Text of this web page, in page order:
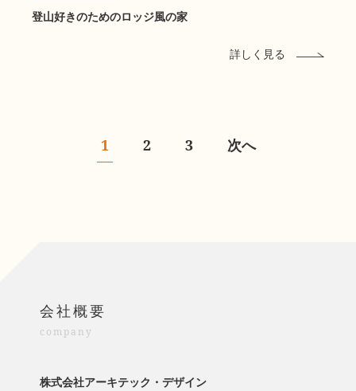
登山好きのためのロッジ風の家
詳しく見る
1 2 3 次へ
会社概要
company
株式会社アーキテック・デザイン